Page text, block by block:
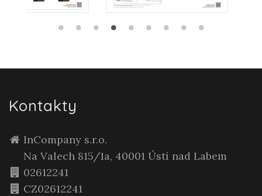
Kontakty
InCompany s.r.o.
Na Valech 815/1a, 40001 Ústí nad Labem
02612241
CZ02612241